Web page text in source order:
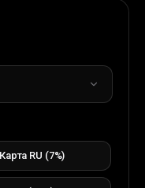
Карта RU (7%)